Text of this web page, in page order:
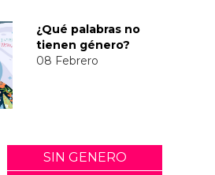
¿Qué palabras no
tienen género?
08 Febrero
SIN GENERO